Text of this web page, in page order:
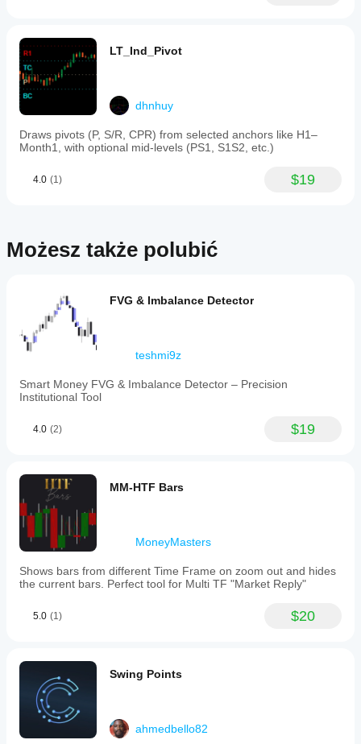
LT_Ind_Pivot
dhnhuy
Draws pivots (P, S/R, CPR) from selected anchors like H1–
Month1, with optional mid-levels (PS1, S1S2, etc.)
4.0 (1) $19
Możesz także polubić
FVG & Imbalance Detector
teshmi9z
Smart Money FVG & Imbalance Detector – Precision
Institutional Tool
4.0 (2) $19
MM-HTF Bars
MoneyMasters
Shows bars from different Time Frame on zoom out and hides
the current bars. Perfect tool for Multi TF "Market Reply"
5.0 (1) $20
Swing Points
ahmedbello82